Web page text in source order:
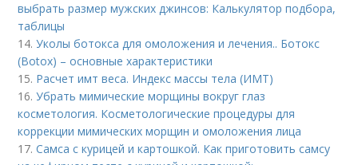
выбрать размер мужских джинсов: Калькулятор подбора,
таблицы
14.Уколы ботокса для омоложения и лечения.. Ботокс
(Botox) – основные характеристики
15. Расчет имт веса. Индекс массы тела (ИМТ)
16.Убрать мимические морщины вокруг глаз
косметология. Косметологические процедуры для
коррекции мимических морщин и омоложения лица
17.Самса с курицей и картошкой. Как приготовить самсу